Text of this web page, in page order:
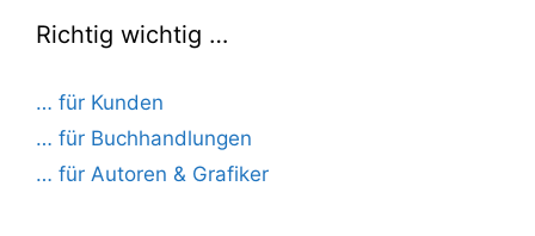
Richtig wichtig …
… für Kunden
… für Buchhandlungen
… für Autoren & Grafiker